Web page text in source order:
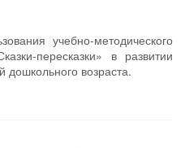
учебно-методического
пересказки» в развитии
дошкольного возраста.